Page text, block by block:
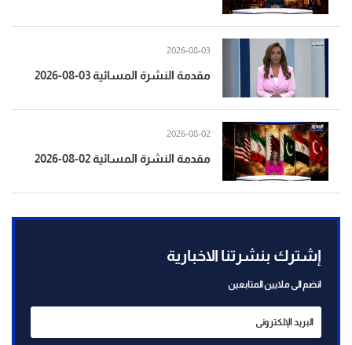
مقدمة النشرة المسائية 03-08-2026
2026-08-03
مقدمة النشرة المسائية 02-08-2026
2026-08-02
إشترك بنشرتنا الاخبارية
انضم الى ملايين المتابعين